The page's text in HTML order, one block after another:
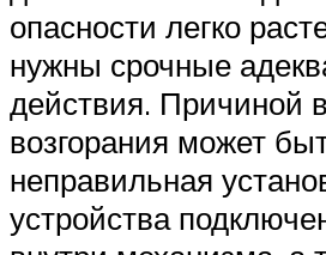
опасности легко
нужны срочные
действия. Причиной
возгорания может
неправильная
устройства